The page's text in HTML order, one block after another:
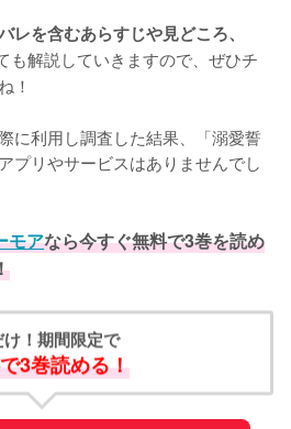
レを含むあらすじや見どころ、
も解説していきますので、ぜひチ
！
に利用し調査した結果、「溺愛誓
プリやサービスはありませんでし
モアなら今すぐ無料で3巻を読め
！期間限定で
3巻読める！